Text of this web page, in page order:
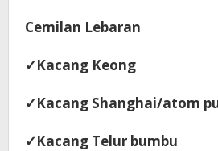
Cemilan Lebaran
✓Kacang Keong
✓Kacang Shanghai/atom
✓Kacang Telur bumbu